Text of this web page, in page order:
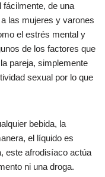
fácilmente, de una
las mujeres y varones
el estrés mental y
de los factores que
pareja, simplemente
sexual por lo que
bebida, la
el líquido es
este afrodisíaco actúa
ni una droga.